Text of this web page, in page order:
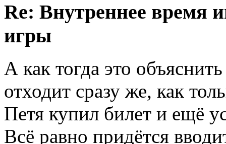
Re: Внутреннее время
игры
А как тогда это
отходит сразу же, как
Петя купил билет и ещё
Всё равно придётся